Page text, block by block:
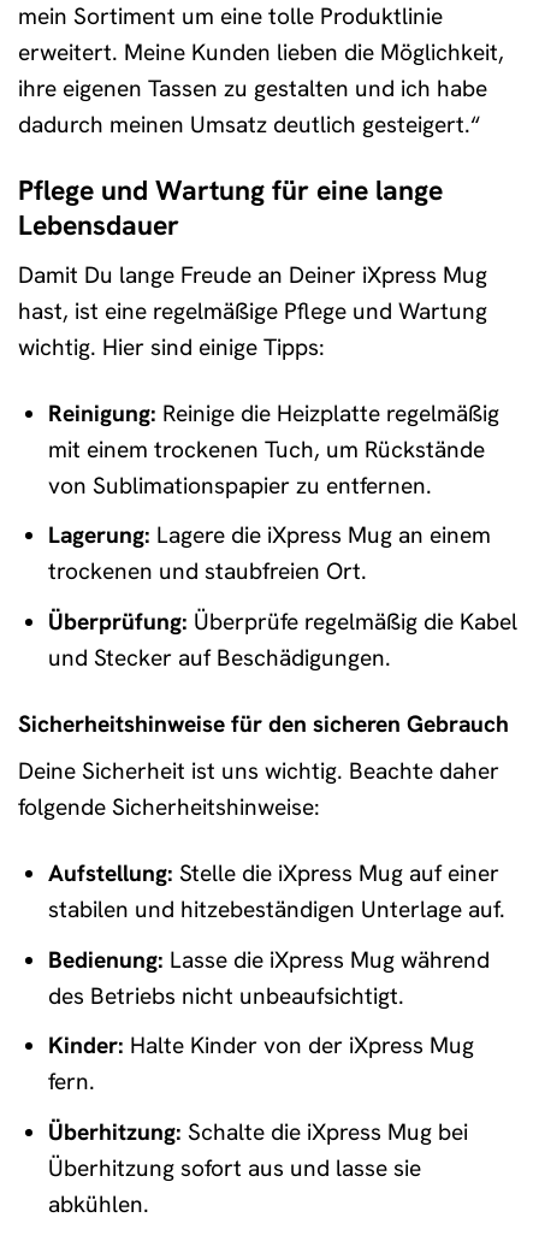
mein Sortiment um eine tolle Produktlinie
erweitert. Meine Kunden lieben die Möglichkeit,
ihre eigenen Tassen zu gestalten und ich habe
dadurch meinen Umsatz deutlich gesteigert.“
Pflege und Wartung für eine lange
Lebensdauer
Damit Du lange Freude an Deiner iXpress Mug
hast, ist eine regelmäßige Pflege und Wartung
wichtig. Hier sind einige Tipps:
Reinigung: Reinige die Heizplatte regelmäßig
mit einem trockenen Tuch, um Rückstände
von Sublimationspapier zu entfernen.
Lagerung: Lagere die iXpress Mug an einem
trockenen und staubfreien Ort.
Überprüfung: Überprüfe regelmäßig die Kabel
und Stecker auf Beschädigungen.
Sicherheitshinweise für den sicheren Gebrauch
Deine Sicherheit ist uns wichtig. Beachte daher
folgende Sicherheitshinweise:
Aufstellung: Stelle die iXpress Mug auf einer
stabilen und hitzebeständigen Unterlage auf.
Bedienung: Lasse die iXpress Mug während
des Betriebs nicht unbeaufsichtigt.
Kinder: Halte Kinder von der iXpress Mug
fern.
Überhitzung: Schalte die iXpress Mug bei
Überhitzung sofort aus und lasse sie
abkühlen.